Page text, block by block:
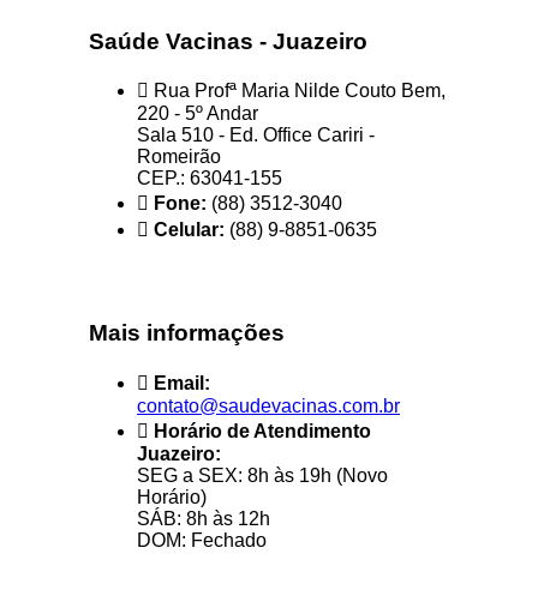
Saúde Vacinas - Juazeiro
Rua Profª Maria Nilde Couto Bem,
220 - 5º Andar
Sala 510 - Ed. Office Cariri -
Romeirão
CEP.: 63041-155
Fone: (88) 3512-3040
Celular: (88) 9-8851-0635
Mais informações
Email:
contato@saudevacinas.com.br
Horário de Atendimento
Juazeiro:
SEG a SEX: 8h às 19h (Novo
Horário)
SÁB: 8h às 12h
DOM: Fechado